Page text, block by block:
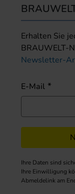
Erhalten Sie
BRAUWELT-
Newsletter-
E-Mail
Ihre Daten sind
Ihre Einwilligung
Abmeldelink am